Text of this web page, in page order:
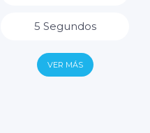
15 Horas
5 Segundos
6 Segundos
VER MÁS